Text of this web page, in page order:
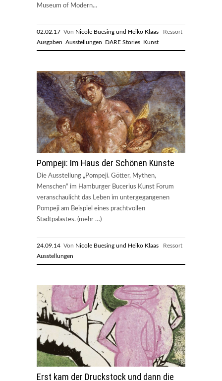
Museum of Modern...
02.02.17 Von Nicole Buesing und Heiko Klaas Ressort
Ausgaben Ausstellungen DARE Stories Kunst
Pompeji: Im Haus der Schönen Künste
Die Ausstellung „Pompeji. Götter, Mythen,
Menschen“ im Hamburger Bucerius Kunst Forum
veranschaulicht das Leben im untergegangenen
Pompeji am Beispiel eines prachtvollen
Stadtpalastes. (mehr …)
24.09.14 Von Nicole Buesing und Heiko Klaas Ressort
Ausstellungen
Erst kam der Druckstock und dann die